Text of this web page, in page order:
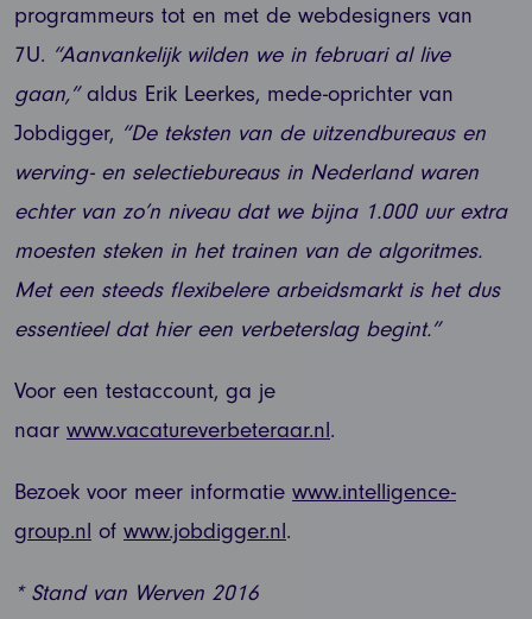
programmeurs tot en met de webdesigners van
7U. “Aanvankelijk wilden we in februari al live
gaan,”aldus Erik Leerkes, mede-oprichter van
Jobdigger, “De teksten van de uitzendbureaus en
werving- en selectiebureaus in Nederland waren
echter van zo’n niveau dat we bijna 1.000 uur extra
moesten steken in het trainen van de algoritmes.
Met een steeds flexibelere arbeidsmarkt is het dus
essentieel dat hier een verbeterslag begint.”
Voor een testaccount, ga je
naar www.vacatureverbeteraar.nl.
Bezoek voor meer informatie www.intelligence-
group.nl of www.jobdigger.nl.
* Stand van Werven 2016